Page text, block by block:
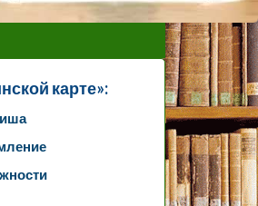
карте»: